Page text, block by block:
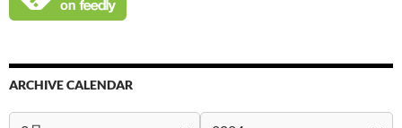
ARCHIVE CALENDAR